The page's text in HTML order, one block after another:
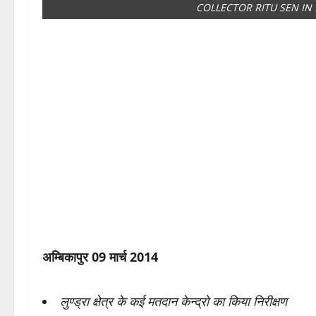
COLLECTOR RITU SEN IN
अम्बिकापुर 09 मार्च 2014
लुण्ड्रा क्षेत्र के कई मतदान केन्द्रो का किया निरीक्षण